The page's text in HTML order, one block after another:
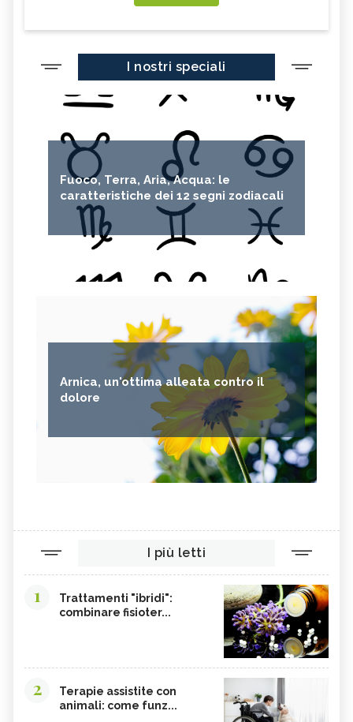
I nostri speciali
Fuoco, Terra, Aria, Acqua: le
caratteristiche dei 12 segni zodiacali
Arnica, un'ottima alleata contro il
dolore
I più letti
1
Trattamenti "ibridi":
combinare fisioter...
2
Terapie assistite con
animali: come funz...